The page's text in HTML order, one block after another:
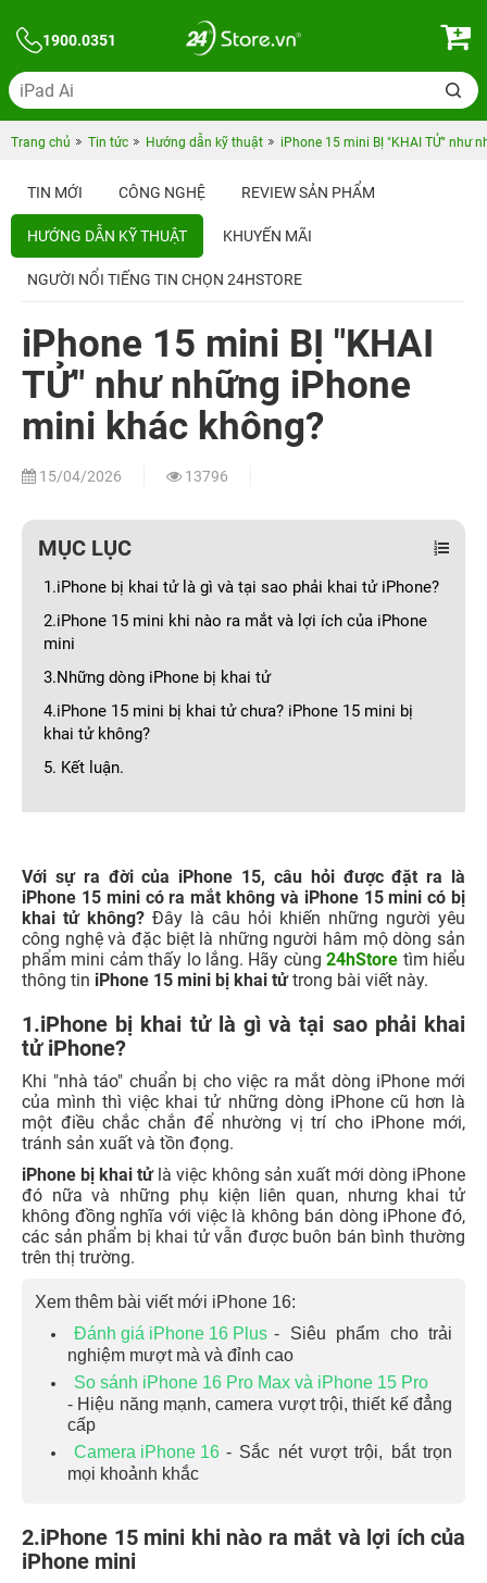
1900.0351
Trang chủ Tin tức Hướng dẫn kỹ thuật iPhone 15 mini BỊ "KHAI TỬ" như
TIN MỚI CÔNG NGHỆ REVIEW SẢN PHẨM
HƯỚNG DẪN KỸ THUẬT KHUYẾN MÃI
NGƯỜI NỔI TIẾNG TIN CHỌN 24HSTORE
iPhone 15 mini BỊ "KHAI
TỬ" như những iPhone
mini khác không?
15/04/2026 13796
MỤC LỤC
1.iPhone bị khai tử là gì và tại sao phải khai tử iPhone?
2.iPhone 15 mini khi nào ra mắt và lợi ích của iPhone
mini
3.Những dòng iPhone bị khai tử
4.iPhone 15 mini bị khai tử chưa? iPhone 15 mini bị
khai tử không?
5. Kết luận.
Với sự ra đời của iPhone 15, câu hỏi được đặt ra là
iPhone 15 mini có ra mắt không và iPhone 15 mini có bị
khai tử không? Đây là câu hỏi khiến những người yêu
công nghệ và đặc biệt là những người hâm mộ dòng sản
phẩm mini cảm thấy lo lắng. Hãy cùng24hStore tìm hiểu
thông tin iPhone 15 mini bị khai tửtrong bài viết này.
1.iPhone bị khai tử là gì và tại sao phải khai
tử iPhone?
Khi "nhà táo" chuẩn bị cho việc ra mắt dòng iPhone mới
của mình thì việc khai tử những dòng iPhone cũ hơn là
một điều chắc chắn để nhường vị trí cho iPhone mới,
tránh sản xuất và tồn đọng.
iPhone bị khai tửlà việc không sản xuất mới dòng iPhone
đó nữa và những phụ kiện liên quan, nhưng khai tử
không đồng nghĩa với việc là không bán dòng iPhone đó,
các sản phẩm bị khai tử vẫn được buôn bán bình thường
trên thị trường.
Xem thêm bài viết mới iPhone 16:
Đánh giá iPhone 16 Plus - Siêu phẩm cho trải
nghiệm mượt mà và đỉnh cao
So sánh iPhone 16 Pro Max và iPhone 15 Pro
- Hiệu năng mạnh, camera vượt trội, thiết kế đẳng
cấp
Camera iPhone 16 - Sắc nét vượt trội, bắt trọn
mọi khoảnh khắc
2.iPhone 15 mini khi nào ra mắt và lợi ích của
iPhone mini